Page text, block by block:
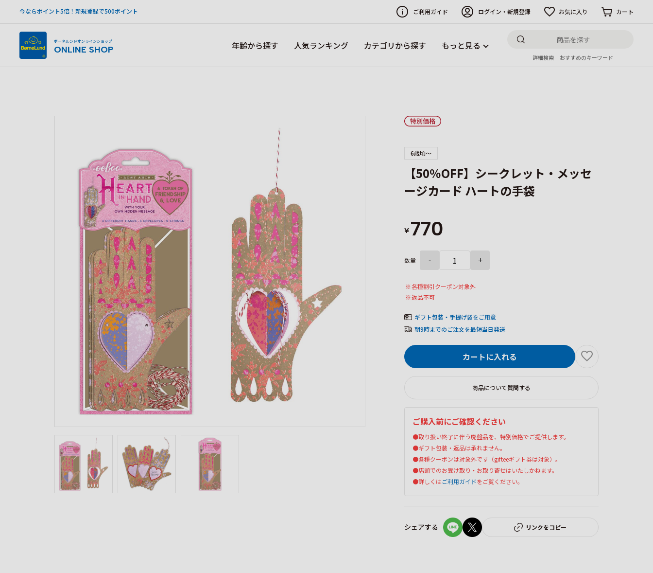
今ならポイント5倍！新規登録で500ポイント ご利用ガイド ログイン・新規登録 お気に入り カート
ボーネルンドオンラインショップ
ONLINE SHOP 年齢から探す 人気ランキング カテゴリから探す もっと見る
詳細検索 おすすめのキーワード
6歳頃～
【50％OFF】シークレット・メッセ
ージカード ハートの手袋
¥ 770
数量 - +
各種割引クーポン対象外
返品不可
ギフト包装・手提げ袋をご用意
朝9時までのご注文を最短当日発送
カートに入れる
商品について質問する
ご購入前にご確認ください
●取り扱い終了に伴う廃盤品を、特別価格でご提供します。
●ギフト包装・返品は承れません。
●各種クーポンは対象外です（gifteeギフト券は対象）。
●店頭でのお受け取り・お取り寄せはいたしかねます。
●詳しくはご利用ガイドをご覧ください。
シェアする リンクをコピー